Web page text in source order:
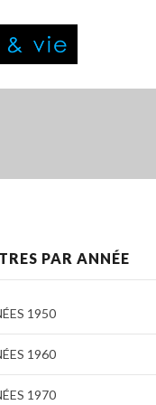
PAR ANNÉE
1950
1960
1970